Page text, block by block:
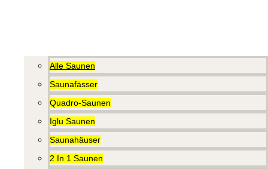
Alle Saunen
Saunafässer
Quadro-Saunen
Iglu Saunen
Saunahäuser
2 In 1 Saunen